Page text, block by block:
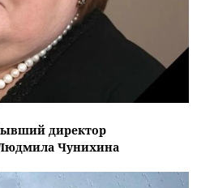
директор
Чунихина